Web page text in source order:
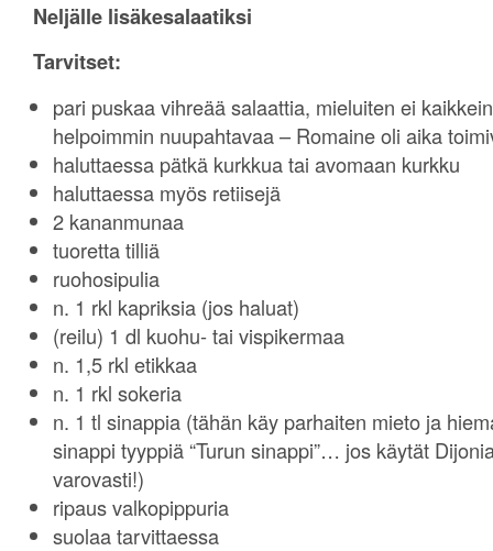
Neljälle lisäkesalaatiksi
Tarvitset:
pari puskaa vihreää salaattia, mieluiten ei
helpoimmin nuupahtavaa – Romaine oli aika
haluttaessa pätkä kurkkua tai avomaan kurkku
haluttaessa myös retiisejä
2 kananmunaa
tuoretta tilliä
ruohosipulia
n. 1 rkl kapriksia (jos haluat)
(reilu) 1 dl kuohu- tai vispikermaa
n. 1,5 rkl etikkaa
n. 1 rkl sokeria
n. 1 tl sinappia (tähän käy parhaiten mieto ja
sinappi tyyppiä “Turun sinappi”… jos käytät
varovasti!)
ripaus valkopippuria
suolaa tarvittaessa